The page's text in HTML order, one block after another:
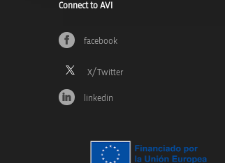
Connect to AVI
facebook
linkedin